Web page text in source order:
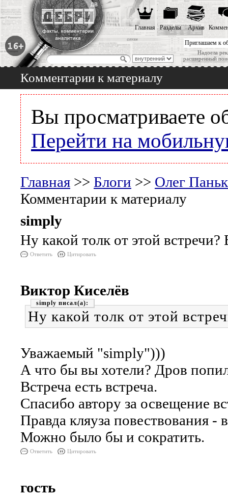
Приглашаем к
Надоела
расширенный
Главная Разделы Архив
Комментарии к материалу
Вы просматриваете
Перейти на
Главная >> Блоги >> Олег
Комментарии к материалу
simply
Ну какой толк от этой
Ответить Цитировать
Виктор Киселёв
simply
Ну какой толк от этой
Уважаемый "simply")))
А что бы вы хотели? Дров
Встреча есть встреча.
Спасибо автору за освещение
Правда кляуза повествования
Можно было бы и сократить.
Ответить Цитировать
гость